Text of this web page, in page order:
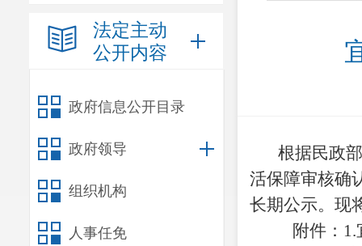
法定主动
公开内容
政府信息公开目录
政府领导
组织机构
人事任免
根据民政
活保障审核确
长期公示。 现
附件 ： 1.